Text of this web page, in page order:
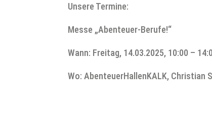
Unsere Termine:
Messe „Abenteuer-Berufe!“
Wann: Freitag, 14.03.2025, 10:00 –
Wo: AbenteuerHallenKALK, Christian